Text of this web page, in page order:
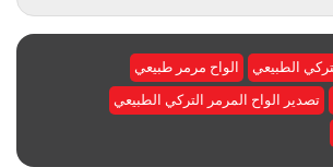
الطبيعي
الواح مرمر طبيعي
تصدير الواح المرمر التركي الطبيعي